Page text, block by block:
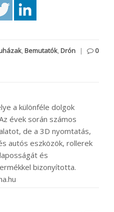
,Bemutatók,Drón | 0
a különféle dolgok
évek során számos
de a 3D nyomtatás,
autós eszközök, rollerek
és
bizonyította.